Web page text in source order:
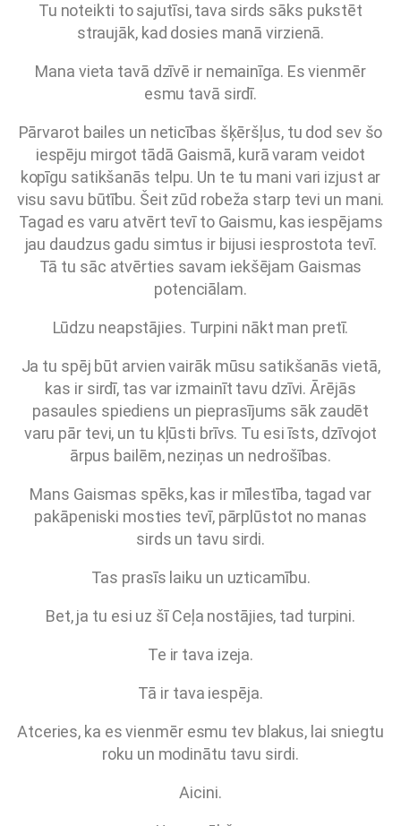
Tu noteikti to sajutīsi, tava sirds sāks pukstēt
straujāk, kad dosies manā virzienā.
Mana vieta tavā dzīvē ir nemainīga. Es vienmēr
esmu tavā sirdī.
Pārvarot bailes un neticības šķēršļus, tu dod sev šo
iespēju mirgot tādā Gaismā, kurā varam veidot
kopīgu satikšanās telpu. Un te tu mani vari izjust ar
visu savu būtību. Šeit zūd robeža starp tevi un mani.
Tagad es varu atvērt tevī to Gaismu, kas iespējams
jau daudzus gadu simtus ir bijusi iesprostota tevī.
Tā tu sāc atvērties savam iekšējam Gaismas
potenciālam.
Lūdzu neapstājies. Turpini nākt man pretī.
Ja tu spēj būt arvien vairāk mūsu satikšanās vietā,
kas ir sirdī, tas var izmainīt tavu dzīvi. Ārējās
pasaules spiediens un pieprasījums sāk zaudēt
varu pār tevi, un tu kļūsti brīvs. Tu esi īsts, dzīvojot
ārpus bailēm, neziņas un nedrošības.
Mans Gaismas spēks, kas ir mīlestība, tagad var
pakāpeniski mosties tevī, pārplūstot no manas
sirds un tavu sirdi.
Tas prasīs laiku un uzticamību.
Bet, ja tu esi uz šī Ceļa nostājies, tad turpini.
Te ir tava izeja.
Tā ir tava iespēja.
Atceries, ka es vienmēr esmu tev blakus, lai sniegtu
roku un modinātu tavu sirdi.
Aicini.